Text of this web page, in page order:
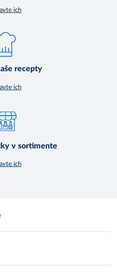
ich
recepty
ich
v sortimente
ich